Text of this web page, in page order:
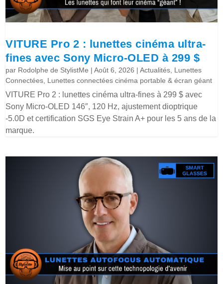
VITURE Pro 2 : lunettes cinéma ultra-
fines avec Sony Micro-OLED à 299 $
par Rodolphe de StylistMe |Août 6, 2026 |Actualités Lunettes
Connectées Lunettes connectées cinéma portable & écran géant
VITURE Pro 2 : lunettes cinéma ultra-fines à 299 $ avec
Sony Micro-OLED 146″, 120 Hz, ajustement dioptrique
-5.0D et certification SGS Eye Strain A+ pour les 5 ans de la
marque.